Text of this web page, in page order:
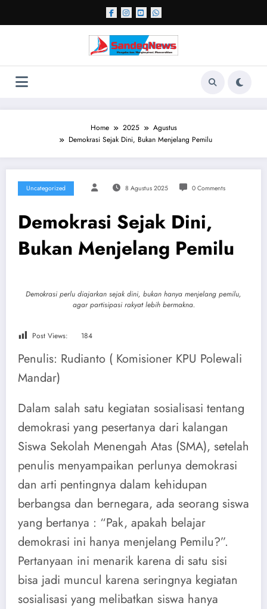
content
Home 2025
Agustus
Demokrasi Sejak Dini, Bukan Menjelang Pemilu
Uncategorized 8 Agustus 2025 0 Comments
Demokrasi Sejak Dini,
Bukan Menjelang Pemilu
Demokrasi perlu diajarkan sejak dini, bukan hanya menjelang pemilu,
agar partisipasi rakyat lebih bermakna.
Post Views: 184
Penulis: Rudianto ( Komisioner KPU Polewali
Mandar)
Dalam salah satu kegiatan sosialisasi tentang
demokrasi yang pesertanya dari kalangan
Siswa Sekolah Menengah Atas (SMA), setelah
penulis menyampaikan perlunya demokrasi
dan arti pentingnya dalam kehidupan
berbangsa dan bernegara, ada seorang siswa
yang bertanya : “Pak, apakah belajar
demokrasi ini hanya menjelang Pemilu?”.
Pertanyaan ini menarik karena di satu sisi
bisa jadi muncul karena seringnya kegiatan
sosialisasi yang melibatkan siswa hanya